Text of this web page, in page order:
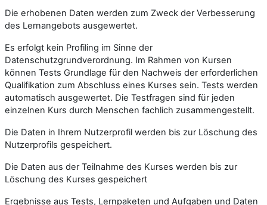
Die erhobenen Daten werden zum Zweck der Verbesserung
des Lernangebots ausgewertet.
Es erfolgt kein Profiling im Sinne der
Datenschutzgrundverordnung. Im Rahmen von Kursen
können Tests Grundlage für den Nachweis der erforderlichen
Qualifikation zum Abschluss eines Kurses sein. Tests werden
automatisch ausgewertet. Die Testfragen sind für jeden
einzelnen Kurs durch Menschen fachlich zusammengestellt.
Die Daten in Ihrem Nutzerprofil werden bis zur Löschung des
Nutzerprofils gespeichert.
Die Daten aus der Teilnahme des Kurses werden bis zur
Löschung des Kurses gespeichert
Ergebnisse aus Tests, Lernpaketen und Aufgaben und Daten